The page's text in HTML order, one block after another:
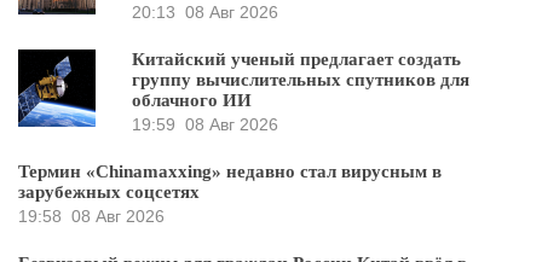
20:13 08 Авг 2026
Китайский ученый предлагает создать
группу вычислительных спутников для
облачного ИИ
19:59 08 Авг 2026
Термин «Chinamaxxing» недавно стал вирусным в
зарубежных соцсетях
19:58 08 Авг 2026